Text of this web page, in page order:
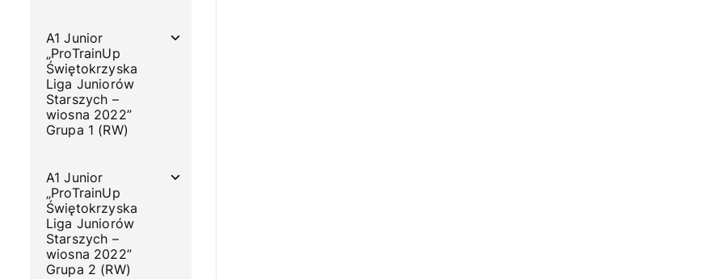
A1 Junior
„ProTrainUp
Świętokrzyska
Liga Juniorów
Starszych –
wiosna 2022”
Grupa 1 (RW)
A1 Junior
„ProTrainUp
Świętokrzyska
Liga Juniorów
Starszych –
wiosna 2022”
Grupa 2 (RW)